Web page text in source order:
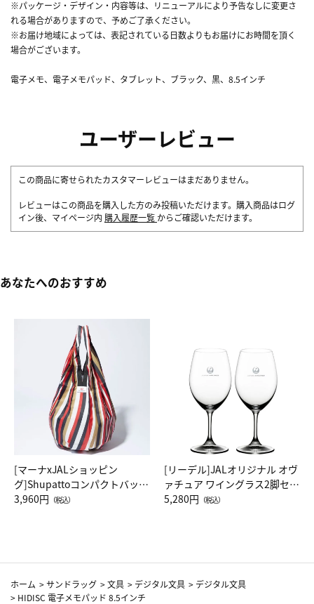
※パッケージ・デザイン・内容等は、リニューアルにより予告なしに変更さ
れる場合がありますので、予めご了承ください。
※お届け地域によっては、表記されている日数よりもお届けにお時間を頂く
場合がございます。
電子メモ、電子メモパッド、タブレット、ブラック、黒、8.5インチ
ユーザーレビュー
この商品に寄せられたカスタマーレビューはまだありません。
レビューはこの商品を購入した方のみ投稿いただけます。購入商品はログ
イン後、マイページ内 購入履歴一覧 からご確認いただけます。
あなたへのおすすめ
[マーナxJALショッピン
グ]Shupattoコンパクトバッグ
Drop JAL客室乗務員（LC）ス
3,960円 （税込）
[リーデル]JALオリジナル オヴ
ァチュア ワイングラス2脚セッ
ト（レッドワイン）
5,280円 （税込）
ホーム >サンドラッグ >文具 > デジタル文具 > デジタル文具
> HIDISC 電子メモパッド 8.5インチ